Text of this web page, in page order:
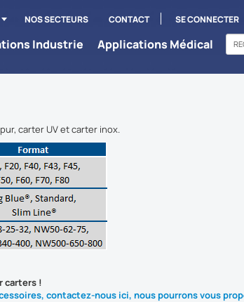
NOS SECTEURS CONTACT SE CONNECTER
Industrie Applications Médical
carter UV et carter inox.
carters !
contactez-nous ici, nous pourrons vous